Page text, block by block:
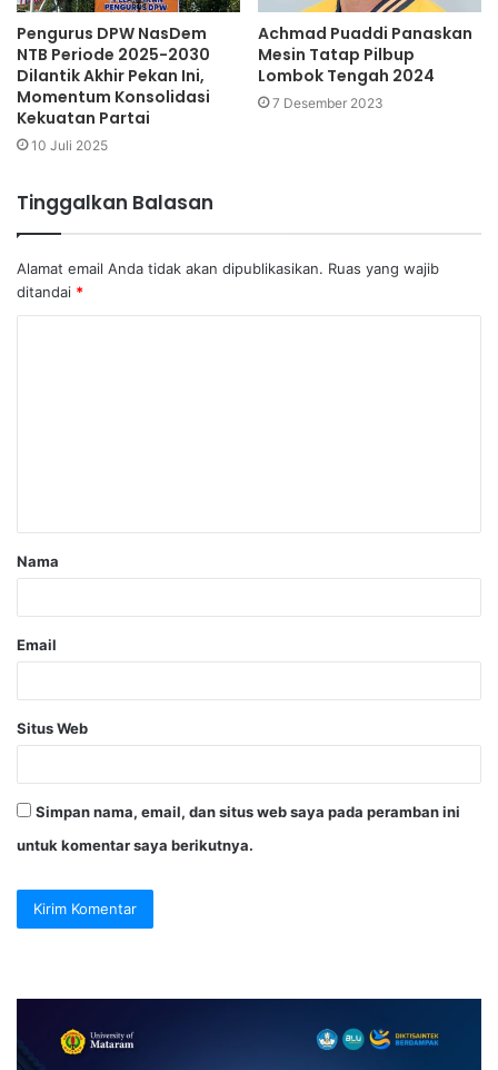
Pengurus DPW NasDem
NTB Periode 2025-2030
Dilantik Akhir Pekan Ini,
Momentum Konsolidasi
Kekuatan Partai
10 Juli 2025
Achmad Puaddi Panaskan
Mesin Tatap Pilbup
Lombok Tengah 2024
7 Desember 2023
Tinggalkan Balasan
Alamat email Anda tidak akan dipublikasikan. Ruas yang wajib
ditandai *
Nama
Email
Situs Web
Simpan nama, email, dan situs web saya pada peramban ini
untuk komentar saya berikutnya.